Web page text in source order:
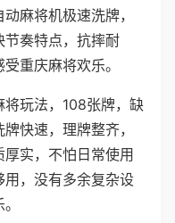
麻将机极速洗牌，
奏特点，抗摔耐
重庆麻将欢乐。
玩法，108张牌，缺
快速，理牌整齐，
实，不怕日常使用
，没有多余复杂设